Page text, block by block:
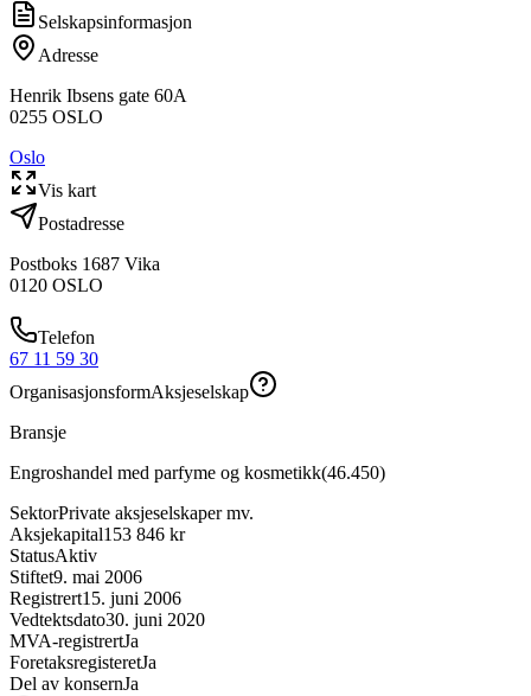
Selskapsinformasjon
Adresse
Henrik Ibsens gate 60A
0255 OSLO
Oslo
Vis kart
Postadresse
Postboks 1687 Vika
0120 OSLO
Telefon
67 11 59 30
OrganisasjonsformAksjeselskap
Bransje
Engroshandel med parfyme og kosmetikk(46.450)
SektorPrivate aksjeselskaper mv.
Aksjekapital153 846 kr
StatusAktiv
Stiftet9. mai 2006
Registrert15. juni 2006
Vedtektsdato30. juni 2020
MVA-registrertJa
ForetaksregisteretJa
Del av konsernJa